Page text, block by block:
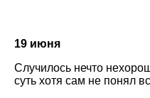
19 июня
Случилось нечто
суть хотя сам не понял